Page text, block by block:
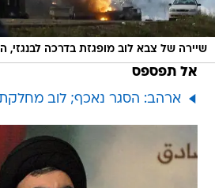
שיירה של צבא לוב מופגזת בדרכה לבנגזי,
אל תפספס
ארהב: הסגר נאכף; לוב מחלקת